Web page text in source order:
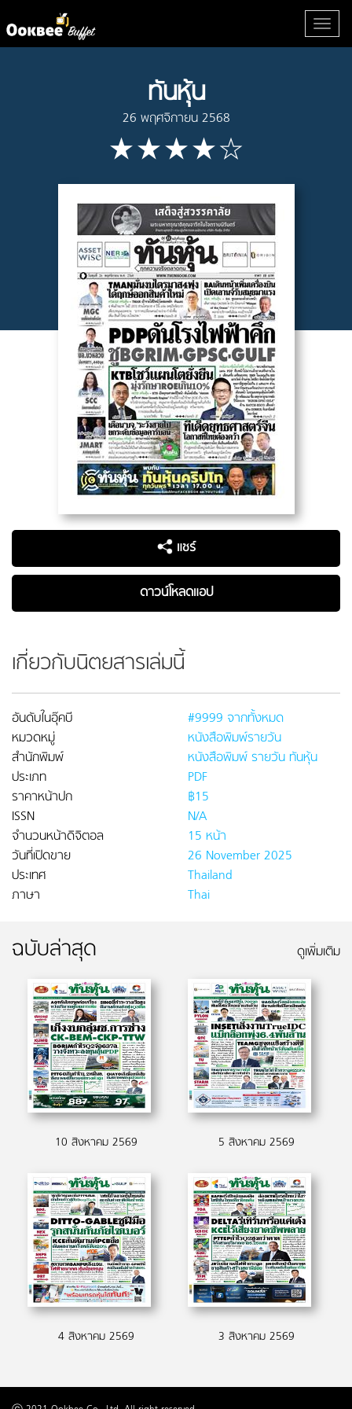
ทันหุ้น
26 พฤศจิกายน 2568
แชร์
ดาวน์โหลดแอป
เกี่ยวกับนิตยสารเล่มนี้
อันดับในอุ๊คบี
#9999 จากทั้งหมด
หมวดหมู่
หนังสือพิมพ์รายวัน
สำนักพิมพ์
หนังสือพิมพ์ รายวัน ทันหุ้น
ประเภท
PDF
ราคาหน้าปก
฿15
ISSN
N/A
จำนวนหน้าดิจิตอล
15 หน้า
วันที่เปิดขาย
26 November 2025
ประเทศ
Thailand
ภาษา
Thai
ฉบับล่าสุด ดูเพิ่มเติม
10 สิงหาคม 2569 5 สิงหาคม 2569
4 สิงหาคม 2569 3 สิงหาคม 2569